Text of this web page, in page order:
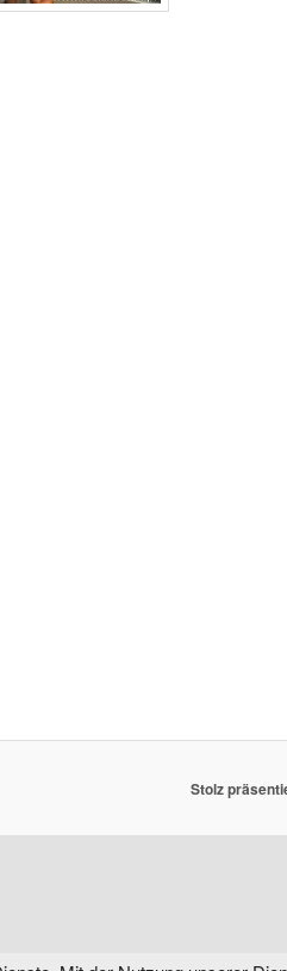
Stolz